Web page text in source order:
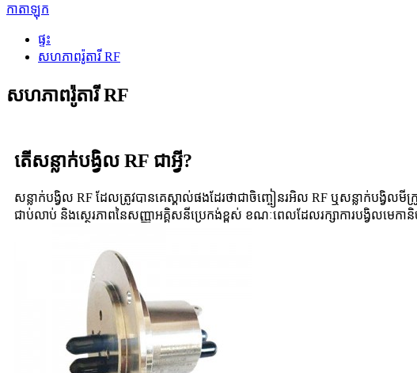
កាតាឡុក
ផ្ទះ
សហភាពរ៉ូតារី RF
សហភាពរ៉ូតារី RF
តើសន្លាក់បង្វិល RF ជាអ្វី?
សន្លាក់បង្វិល RF ដែលត្រូវបានគេស្គាល់ផងដែរថាជាចិញ្ចៀនរអិល RF ឬសន្លាក់បង្វិលមីក្
ជាប់លាប់ និងស្ថេរភាពនៃសញ្ញាអគ្គិសនីប្រេកង់ខ្ពស់ ខណៈពេលដែលរក្សាការបង្វិលមេកា